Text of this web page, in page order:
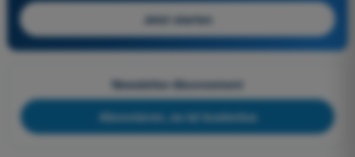
Jetzt starten
Newsletter-Abonnement
Abonnieren, es ist kostenlos